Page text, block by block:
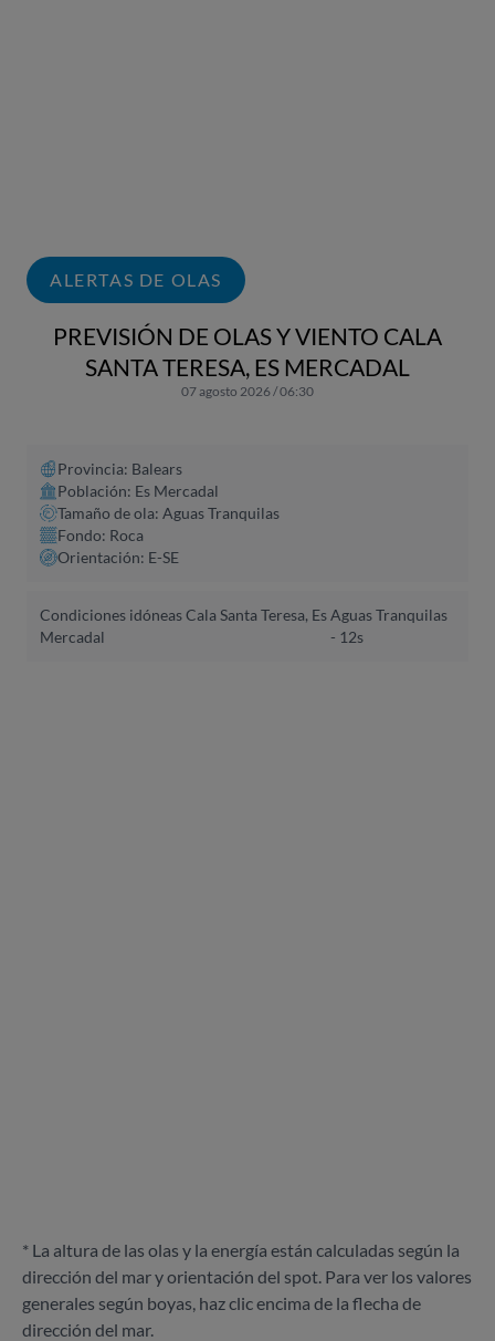
ALERTAS DE OLAS
PREVISIÓN DE OLAS Y VIENTO CALA
SANTA TERESA, ES MERCADAL
07 agosto 2026 / 06:30
Provincia: Balears
Población: Es Mercadal
Tamaño de ola: Aguas Tranquilas
Fondo: Roca
Orientación: E-SE
Condiciones idóneas Cala Santa Teresa, Es
Mercadal
Aguas Tranquilas
- 12s
* La altura de las olas y la energía están calculadas según la
dirección del mar y orientación del spot. Para ver los valores
generales según boyas, haz clic encima de la flecha de
dirección del mar.